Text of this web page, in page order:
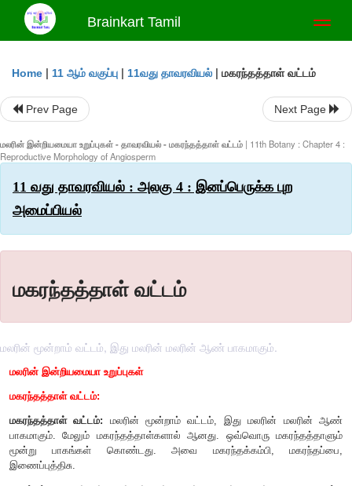
Brainkart Tamil
Home | 11 ஆம் வகுப்பு | 11வது தாவரவியல் | மகரந்தத்தாள் வட்டம்
Prev Page Next Page
மலரின் இன்றியமையா உறுப்புகள் - தாவரவியல் - மகரந்தத்தாள் வட்டம் | 11th Botany : Chapter 4 :
Reproductive Morphology of Angiosperm
11 வது தாவரவியல் : அலகு 4 : இனப்பெருக்க புற
அமைப்பியல்
மகரந்தத்தாள் வட்டம்
மலரின் மூன்றாம் வட்டம், இது மலரின் மலரின் ஆண் பாகமாகும்.
மலரின் இன்றியமையா உறுப்புகள்